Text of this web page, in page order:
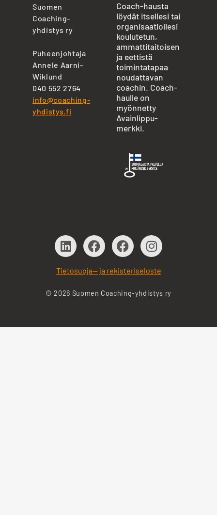
Suomen
Coaching-
yhdistys ry
Puheenjohtaja
Annele Aarni-
Wiklund
040 552 2764
info@coaching-
yhdistys.fi
Coach-hausta
löydät itsellesi tai
organisaatiollesi
koulutetun,
ammattitaitoisen
ja eettistä
toimintatapaa
noudattavan
coachin. Coach-
haulle on
myönnetty
Avainlippu-
merkki.
Tietosuoja— ja rekisteriseloste
© 2026 Suomen Coaching-yhdistys ry